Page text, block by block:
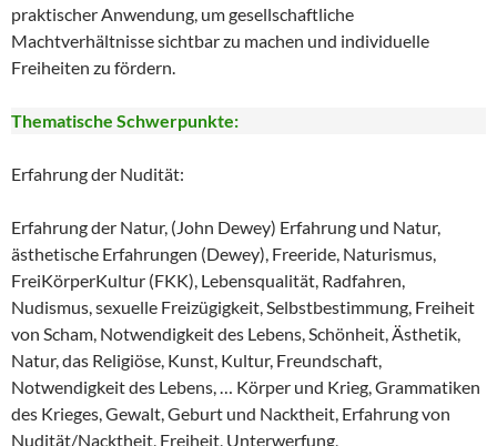
praktischer Anwendung, um gesellschaftliche
Machtverhältnisse sichtbar zu machen und individuelle
Freiheiten zu fördern.
Thematische Schwerpunkte:
Erfahrung der Nudität:
Erfahrung der Natur, (John Dewey) Erfahrung und Natur,
ästhetische Erfahrungen (Dewey), Freeride, Naturismus,
FreiKörperKultur (FKK), Lebensqualität, Radfahren,
Nudismus, sexuelle Freizügigkeit, Selbstbestimmung, Freiheit
von Scham, Notwendigkeit des Lebens, Schönheit, Ästhetik,
Natur, das Religiöse, Kunst, Kultur, Freundschaft,
Notwendigkeit des Lebens, … Körper und Krieg, Grammatiken
des Krieges, Gewalt, Geburt und Nacktheit, Erfahrung von
Nudität/Nacktheit, Freiheit, Unterwerfung,